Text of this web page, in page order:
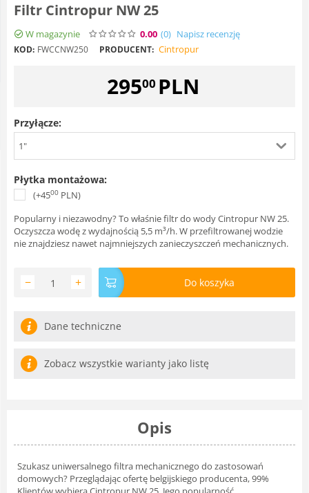
Filtr Cintropur NW 25
W magazynie 0.00 (0) Napisz recenzję
KOD: FWCCNW250 PRODUCENT: Cintropur
29500 PLN
Przyłącze:
1"
Płytka montażowa:
(+4500 PLN)
Popularny i niezawodny? To właśnie filtr do wody Cintropur NW 25.
Oczyszcza wodę z wydajnością 5,5 m³/h. W przefiltrowanej wodzie
nie znajdziesz nawet najmniejszych zanieczyszczeń mechanicznych.
+
− Do koszyka
Dane techniczne
Zobacz wszystkie warianty jako listę
Opis
Szukasz uniwersalnego filtra mechanicznego do zastosowań
domowych? Przeglądając ofertę belgijskiego producenta, 99%